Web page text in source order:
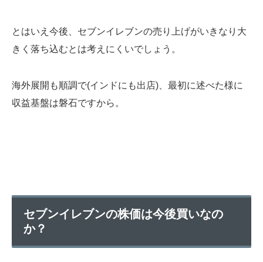
とはいえ今後、セブンイレブンの売り上げがいきなり大
きく落ち込むとは考えにくいでしょう。
海外展開も順調で(インドにも出店)、最初に述べた様に
収益基盤は磐石ですから。
セブンイレブンの株価は今後買いなの
か？